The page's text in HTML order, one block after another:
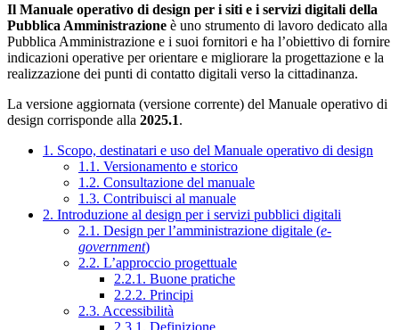
Il Manuale operativo di design per i siti e i servizi digitali della
Pubblica Amministrazione è uno strumento di lavoro dedicato alla
Pubblica Amministrazione e i suoi fornitori e ha l’obiettivo di fornire
indicazioni operative per orientare e migliorare la progettazione e la
realizzazione dei punti di contatto digitali verso la cittadinanza.
La versione aggiornata (versione corrente) del Manuale operativo di
design corrisponde alla 2025.1.
1. Scopo, destinatari e uso del Manuale operativo di design
1.1. Versionamento e storico
1.2. Consultazione del manuale
1.3. Contribuisci al manuale
2. Introduzione al design per i servizi pubblici digitali
2.1. Design per l’amministrazione digitale (e-
government)
2.2. L’approccio progettuale
2.2.1. Buone pratiche
2.2.2. Principi
2.3. Accessibilità
2.3.1. Definizione